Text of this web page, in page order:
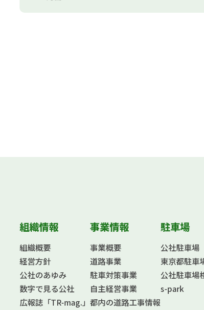
組織情報
組織概要
経営方針
公社のあゆみ
数字で見る公社
広報誌「TR-mag.」
事業情報
事業概要
道路事業
駐車対策事業
自主経営事業
都内の道路工事情報
駐車場
公社駐車場
東京都駐車
公社駐車場
s-park